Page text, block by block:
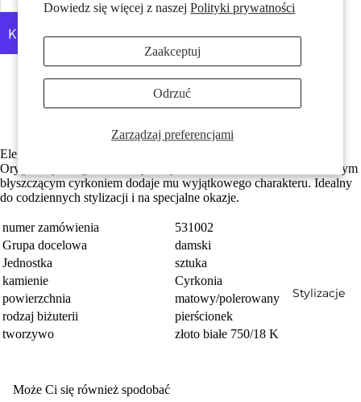
Dowiedz się więcej z naszejPolityki prywatności
Zarządzaj preferencjami
Zaakceptuj
Odrzuć
Stylizacje
Więcej opcji płatności
Wykonane z odzyskanego złota
Darmowa dostawa
Elegancki damski pierścionek wykonany z 750 białego złota.
Oryginalny design z matowym wykończeniem i centralnie osadzonym
błyszczącym cyrkoniem dodaje mu wyjątkowego charakteru. Idealny
do codziennych stylizacji i na specjalne okazje.
numer zamówienia
531002
Grupa docelowa
damski
Jednostka
sztuka
kamienie
Cyrkonia
powierzchnia
matowy/polerowany
rodzaj biżuterii
pierścionek
tworzywo
złoto białe 750/18 K
Może Ci się również spodobać